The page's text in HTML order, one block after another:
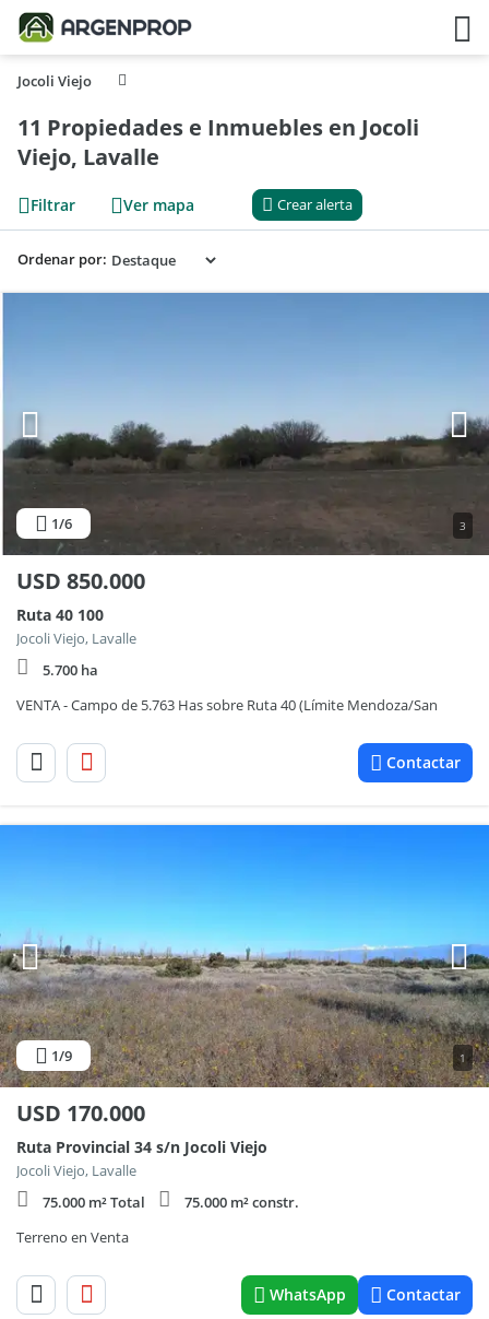
Jocoli Viejo
11 Propiedades e Inmuebles en Jocoli
Viejo, Lavalle
Filtrar Ver mapa Crear alerta
Ordenar por:
1/6 3
USD 850.000
Ruta 40 100
Jocoli Viejo, Lavalle
5.700 ha
VENTA - Campo de 5.763 Has sobre Ruta 40 (Límite Mendoza/San
Contactar
1/9 1
USD 170.000
Ruta Provincial 34 s/n Jocoli Viejo
Jocoli Viejo, Lavalle
75.000 m² Total
75.000 m² constr.
Terreno en Venta
WhatsApp Contactar